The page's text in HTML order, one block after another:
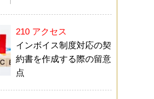
210 アクセス
インボイス制度対応の契
約書を作成する際の留意
点